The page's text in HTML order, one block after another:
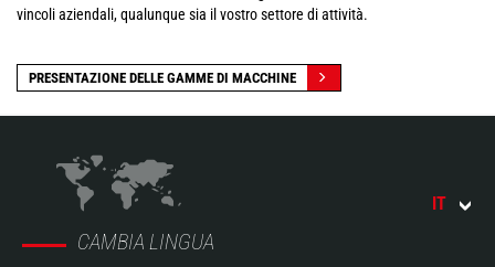
vincoli aziendali, qualunque sia il vostro settore di attività.
PRESENTAZIONE DELLE GAMME DI MACCHINE
CAMBIA LINGUA
IT